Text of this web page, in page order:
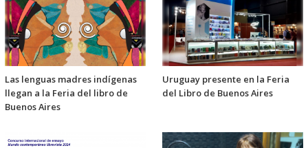
Las lenguas madres indígenas
llegan a la Feria del libro de
Buenos Aires
Uruguay presente en la Feria
del Libro de Buenos Aires